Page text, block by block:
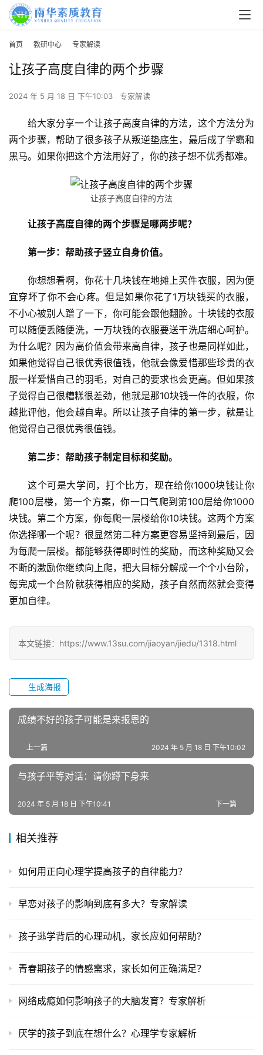
关
于
我
们
校
园
生
活
新
闻
研
中
心
长
中
全
国
青
年
逆
首页 教研中心 专家解读
让孩子高度自律的两个步骤
2024 年 5 月 18 日 下午10:03 专家解读
给大家分享一个让孩子高度自律的方法，这个方法分为
两个步骤，帮助了很多孩子从叛逆垫底生，最后成了学霸和
黑马。如果你把这个方法用好了，你的孩子想不优秀都难。
让孩子高度自律的方法
让孩子高度自律的两个步骤是哪两步呢？
第一步：帮助孩子竖立自身价值。
你想想看啊，你花十几块钱在地摊上买件衣服，因为便
宜穿坏了你不会心疼。但是如果你花了1万块钱买的衣服，
不小心被别人蹭了一下，你可能会跟他翻脸。十块钱的衣服
可以随便丢随便洗，一万块钱的衣服要送干洗店细心呵护。
为什么呢？因为高价值会带来高自律，孩子也是同样如此，
如果他觉得自己很优秀很值钱，他就会像爱惜那些珍贵的衣
服一样爱惜自己的羽毛，对自己的要求也会更高。但如果孩
子觉得自己很糟糕很差劲，他就是那10块钱一件的衣服，你
越批评他，他会越自卑。所以让孩子自律的第一步，就是让
他觉得自己很优秀很值钱。
第二步：帮助孩子制定目标和奖励。
这个可是大学问，打个比方，现在给你1000块钱让你
爬100层楼，第一个方案，你一口气爬到第100层给你1000
块钱。第二个方案，你每爬一层楼给你10块钱。这两个方案
你选择哪一个呢？很显然第二种方案更容易坚持到最后，因
为每爬一层楼。都能够获得即时性的奖励，而这种奖励又会
不断的激励你继续向上爬，把大目标分解成一个个小台阶，
每完成一个台阶就获得相应的奖励，孩子自然而然就会变得
更加自律。
本文链接：https://www.13su.com/jiaoyan/jiedu/1318.html
生成海报
成绩不好的孩子可能是来报恩的
上一篇 2024 年 5 月 18 日 下午10:02
与孩子平等对话：请你蹲下身来
下一篇
2024 年 5 月 18 日 下午10:41
相关推荐
如何用正向心理学提高孩子的自律能力？
早恋对孩子的影响到底有多大？专家解读
孩子逃学背后的心理动机，家长应如何帮助？
青春期孩子的情感需求，家长如何正确满足？
网络成瘾如何影响孩子的大脑发育？专家解析
厌学的孩子到底在想什么？心理学专家解析